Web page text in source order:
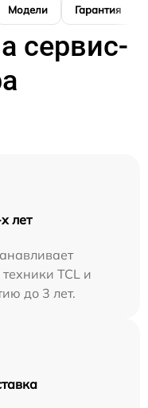
Модели Гарантия
сервис-
лет
TCL и
до 3 лет.